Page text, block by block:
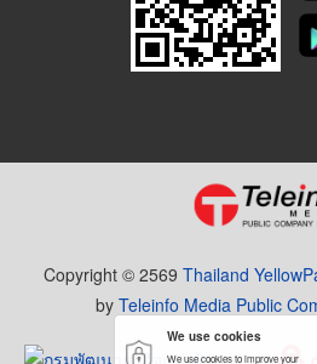
Copyright © 2569 Thailand
by Teleinfo Media Public
We use cookies
We use cookies to improve your